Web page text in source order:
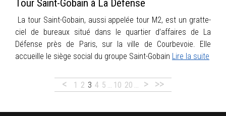
Tour Saint-Gobain à La Défense
La tour Saint-Gobain, aussi appelée tour M2, est un gratte-
ciel de bureaux situé dans le quartier d’affaires de La
Défense près de Paris, sur la ville de Courbevoie. Elle
accueille le siège social du groupe Saint-Gobain Lire la suite
< 1 2 3 4 5 … 10 20 … > >>